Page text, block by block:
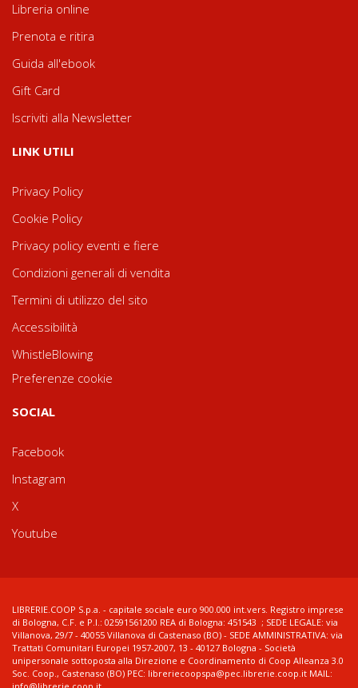
Libreria online
Prenota e ritira
Guida all'ebook
Gift Card
Iscriviti alla Newsletter
LINK UTILI
Privacy Policy
Cookie Policy
Privacy policy eventi e fiere
Condizioni generali di vendita
Termini di utilizzo del sito
Accessibilità
WhistleBlowing
Preferenze cookie
SOCIAL
Facebook
Instagram
X
Youtube
LIBRERIE.COOP S.p.a. - capitale sociale euro 900.000 int.vers. Registro imprese
di Bologna, C.F. e P.I.: 02591561200 REA di Bologna: 451543 ; SEDE LEGALE: via
Villanova, 29/7 - 40055 Villanova di Castenaso (BO) - SEDE AMMINISTRATIVA: via
Trattati Comunitari Europei 1957-2007, 13 - 40127 Bologna - Società
unipersonale sottoposta alla Direzione e Coordinamento di Coop Alleanza 3.0
Soc. Coop., Castenaso (BO) PEC: libreriecoopspa@pec.librerie.coop.it MAIL: